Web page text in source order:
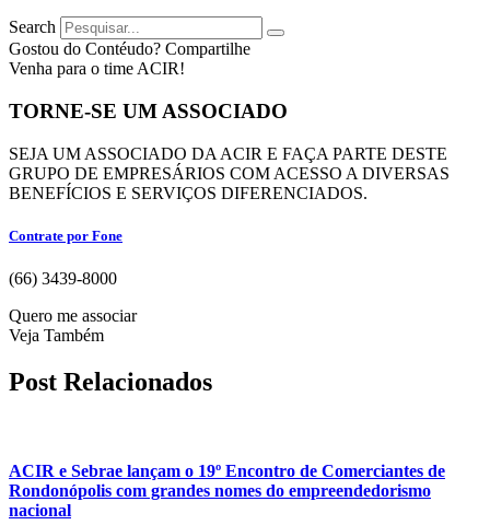
Search
Gostou do Contéudo? Compartilhe
Venha para o time ACIR!
TORNE-SE UM ASSOCIADO
SEJA UM ASSOCIADO DA ACIR E FAÇA PARTE DESTE
GRUPO DE EMPRESÁRIOS COM ACESSO A DIVERSAS
BENEFÍCIOS E SERVIÇOS DIFERENCIADOS.
Contrate por Fone
(66) 3439-8000
Quero me associar
Veja Também
Post Relacionados
ACIR e Sebrae lançam o 19º Encontro de Comerciantes de
Rondonópolis com grandes nomes do empreendedorismo
nacional